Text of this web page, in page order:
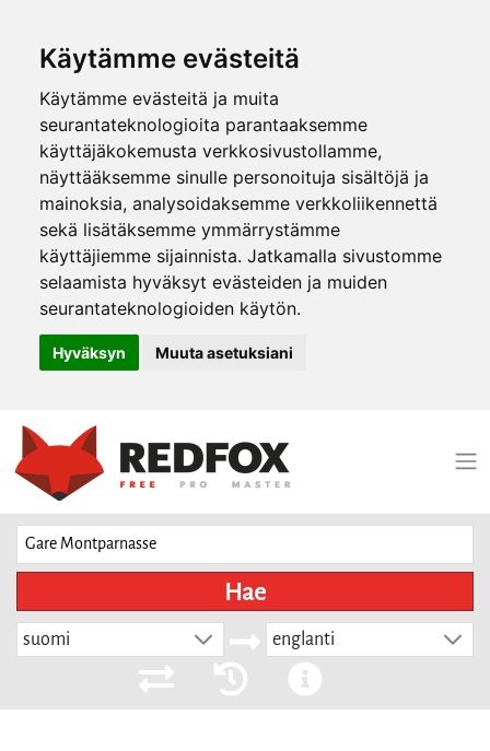
Käytämme evästeitä
Käytämme evästeitä ja muita
seurantateknologioita parantaaksemme
käyttäjäkokemusta verkkosivustollamme,
näyttääksemme sinulle personoituja sisältöjä ja
mainoksia, analysoidaksemme verkkoliikennettä
sekä lisätäksemme ymmärrystämme
käyttäjiemme sijainnista. Jatkamalla sivustomme
selaamista hyväksyt evästeiden ja muiden
seurantateknologioiden käytön.
Hyväksyn Muuta asetuksiani
Hae
suomi englanti